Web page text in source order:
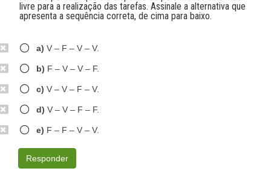
livre para a realização das tarefas. Assinale a alternativa que
apresenta a sequência correta, de cima para baixo.
a) V – F – V – V.
b) F – V – V – F.
c) V – V – F – V.
d) V – V – F – F.
e) F – F – V – V.
Responder